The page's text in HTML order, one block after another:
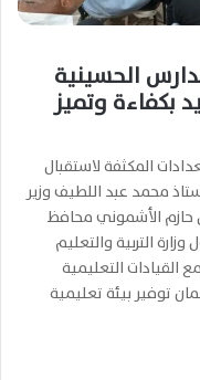
الحسينية
بكفاءة وتميز
المكثفة لاستقبال
محمد عبد اللطيف وزير
حازم الأشموني محافظ
التربية والتعليم
القيادات التعليمية
توفير بيئة تعليمية